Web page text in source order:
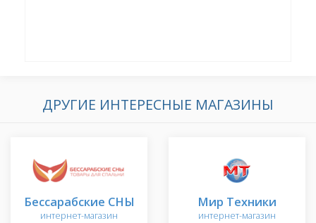
ДРУГИЕ ИНТЕРЕСНЫЕ МАГАЗИНЫ
Бессарабские СНЫ
интернет-магазин
Мир Техники
интернет-магазин